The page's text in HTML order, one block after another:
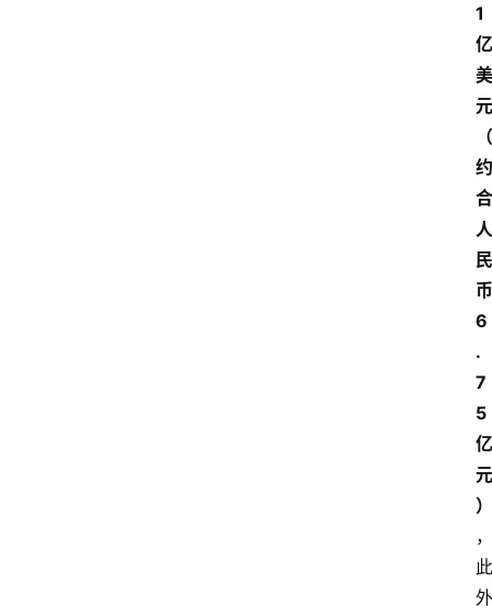
1
亿
美
元
（
约
合
人
民
币
6
.
7
5
亿
元
）
，
此
外